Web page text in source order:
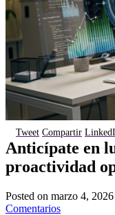
Tweet Compartir
Anticípate en
proactividad
Posted on marzo 4, 2026
Comentarios